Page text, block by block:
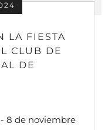
LA FIESTA
CLUB DE
DE
8 de noviembre